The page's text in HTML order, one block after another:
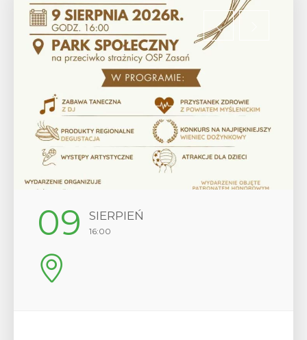
09 SIERPIEŃ
16:00